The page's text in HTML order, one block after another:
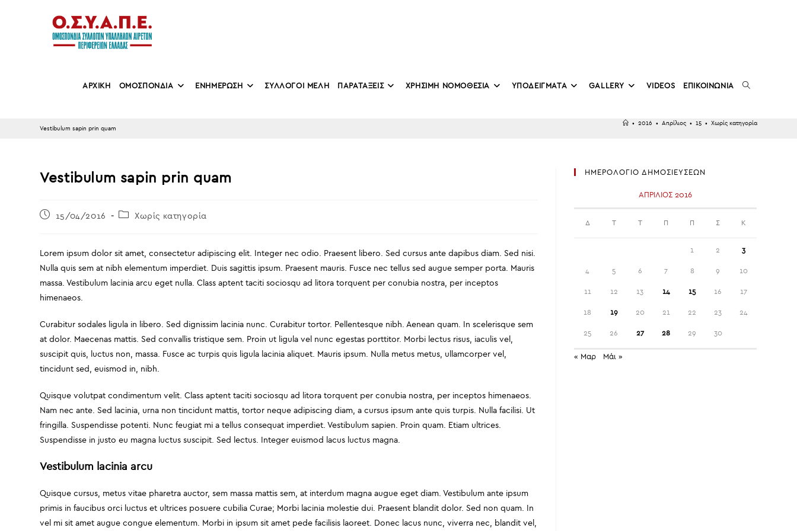
ΑΡΧΙΚΗ ΟΜΟΣΠΟΝΔΙΑ ΕΝΗΜΕΡΩΣΗ ΣΥΛΛΟΓΟΙ ΜΕΛΗ ΠΑΡΑΤΑΞΕΙΣ ΧΡΗΣΙΜΗ ΝΟΜΟΘΕΣΙΑ ΥΠΟΔΕΙΓΜΑΤΑ GALLERY VIDEOS ΕΠΙΚΟΙΝΩΝΙΑ TOGGLE
Vestibulum sapin prin quam
• 2016 • Απρίλιος • 15 • Χωρίς κατηγορία
Vestibulum sapin prin quam
Post15/04/2016
PostΧωρίς κατηγορία
Lorem ipsum dolor sit amet, consectetur adipiscing elit. Integer nec odio. Praesent libero. Sed cursus ante dapibus diam. Sed nisi.
Nulla quis sem at nibh elementum imperdiet. Duis sagittis ipsum. Praesent mauris. Fusce nec tellus sed augue semper porta. Mauris
massa. Vestibulum lacinia arcu eget nulla. Class aptent taciti sociosqu ad litora torquent per conubia nostra, per inceptos
himenaeos.
Curabitur sodales ligula in libero. Sed dignissim lacinia nunc. Curabitur tortor. Pellentesque nibh. Aenean quam. In scelerisque sem
at dolor. Maecenas mattis. Sed convallis tristique sem. Proin ut ligula vel nunc egestas porttitor. Morbi lectus risus, iaculis vel,
suscipit quis, luctus non, massa. Fusce ac turpis quis ligula lacinia aliquet. Mauris ipsum. Nulla metus metus, ullamcorper vel,
tincidunt sed, euismod in, nibh.
Quisque volutpat condimentum velit. Class aptent taciti sociosqu ad litora torquent per conubia nostra, per inceptos himenaeos.
Nam nec ante. Sed lacinia, urna non tincidunt mattis, tortor neque adipiscing diam, a cursus ipsum ante quis turpis. Nulla facilisi. Ut
fringilla. Suspendisse potenti. Nunc feugiat mi a tellus consequat imperdiet. Vestibulum sapien. Proin quam. Etiam ultrices.
Suspendisse in justo eu magna luctus suscipit. Sed lectus. Integer euismod lacus luctus magna.
Vestibulum lacinia arcu
Quisque cursus, metus vitae pharetra auctor, sem massa mattis sem, at interdum magna augue eget diam. Vestibulum ante ipsum
primis in faucibus orci luctus et ultrices posuere cubilia Curae; Morbi lacinia molestie dui. Praesent blandit dolor. Sed non quam. In
vel mi sit amet augue congue elementum. Morbi in ipsum sit amet pede facilisis laoreet. Donec lacus nunc, viverra nec, blandit vel,
ΗΜΕΡΟΛΟΓΙΟ ΔΗΜΟΣΙΕΥΣΕΩΝ
ΑΠΡΊΛΙΟΣ 2016
Δ Τ Τ Π Π Σ Κ
1 2 3
4 5 6 7 8 9 10
11 12 13 14 15 16 17
18 19 20 21 22 23 24
25 26 27 28 29 30
« Μαρ Μάι »